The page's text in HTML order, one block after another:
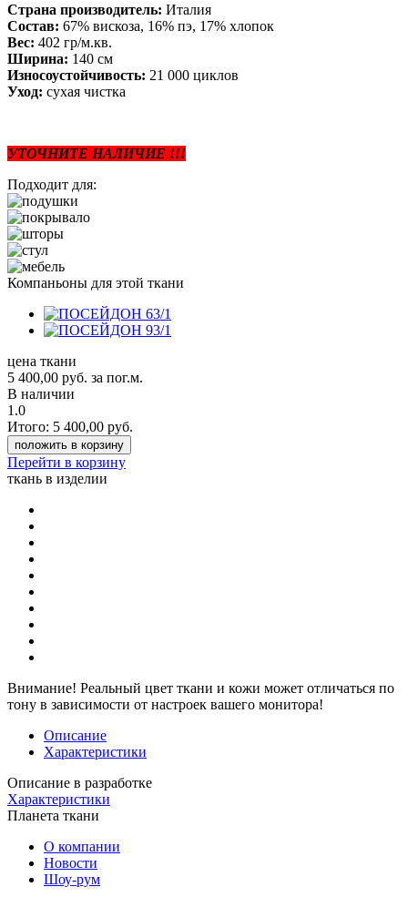
Страна производитель: Италия
Состав: 67% вискоза, 16% пэ, 17% хлопок
Вес: 402 гр/м.кв.
Ширина: 140 см
Износоустойчивость: 21 000 циклов
Уход: сухая чистка
УТОЧНИТЕ НАЛИЧИЕ !!!
Подходит для:
Компаньоны для этой ткани
цена ткани
5 400,00 руб. за пог.м.
В наличии
1.0
Итого: 5 400,00 руб.
положить в корзину
Перейти в корзину
ткань в изделии
Внимание! Реальный цвет ткани и кожи может отличаться по
тону в зависимости от настроек вашего монитора!
Описание
Характеристики
Описание в разработке
Характеристики
Планета ткани
О компании
Новости
Шоу-рум